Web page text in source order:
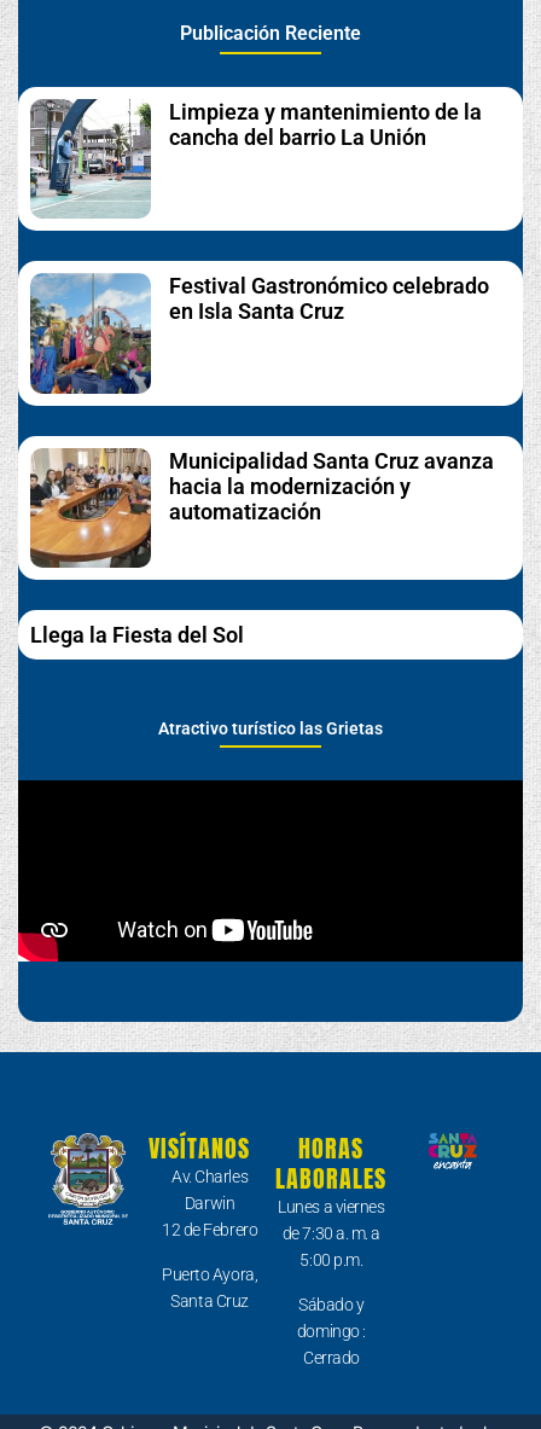
Publicación Reciente
Limpieza y mantenimiento de la
cancha del barrio La Unión
Festival Gastronómico celebrado
en Isla Santa Cruz
Municipalidad Santa Cruz avanza
hacia la modernización y
automatización
Llega la Fiesta del Sol
Atractivo turístico las Grietas
VISÍTANOS
Av. Charles
Darwin
12 de Febrero
Puerto Ayora,
Santa Cruz
HORAS
LABORALES
Lunes a viernes
de 7:30 a. m. a
5:00 p.m.
Sábado y
domingo :
Cerrado